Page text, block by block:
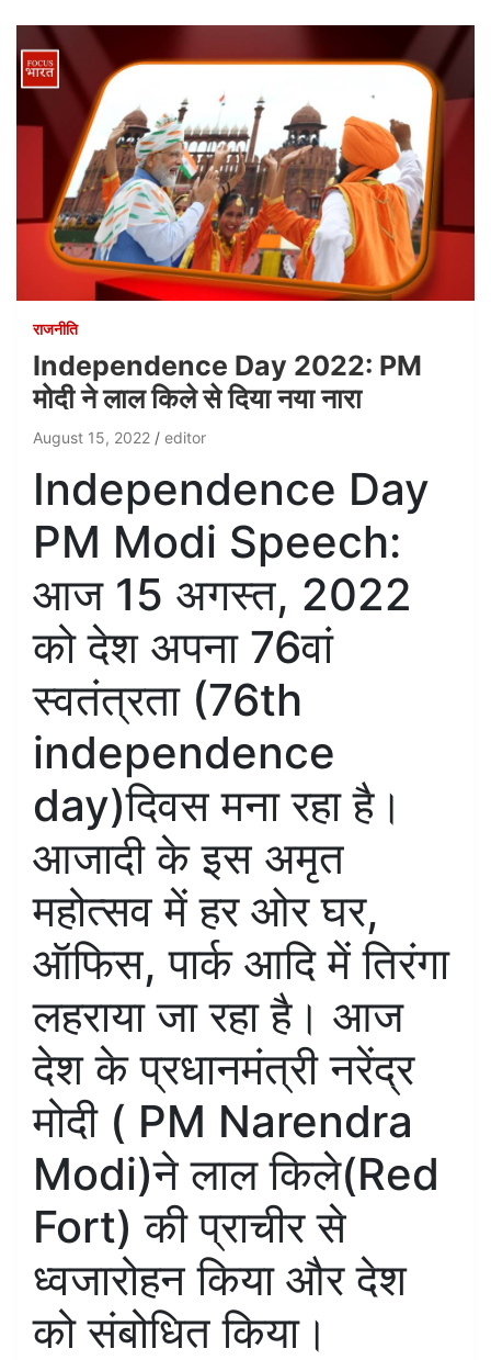
राजनीति
Independence Day 2022: PM
मोदी ने लाल किले से दिया नया नारा
August 15, 2022 editor
Independence Day
PM Modi Speech:
आज 15 अगस्त, 2022
को देश अपना 76वां
स्वतंत्रता (76th
independence
day)दिवस मना रहा है।
आजादी के इस अमृत
महोत्सव में हर ओर घर,
ऑफिस, पार्क आदि में तिरंगा
लहराया जा रहा है। आज
देश के प्रधानमंत्री नरेंद्र
मोदी ( PM Narendra
Modi)ने लाल किले(Red
Fort) की प्राचीर से
ध्वजारोहन किया और देश
को संबोधित किया।